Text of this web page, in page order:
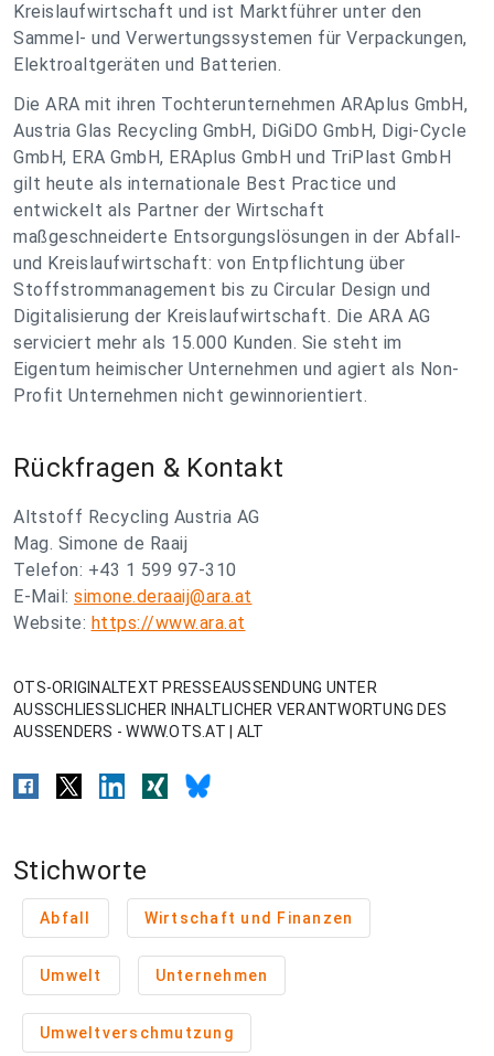
Kreislaufwirtschaft und ist Marktführer unter den
Sammel- und Verwertungssystemen für Verpackungen,
Elektroaltgeräten und Batterien.
Die ARA mit ihren Tochterunternehmen ARAplus GmbH,
Austria Glas Recycling GmbH, DiGiDO GmbH, Digi-Cycle
GmbH, ERA GmbH, ERAplus GmbH und TriPlast GmbH
gilt heute als internationale Best Practice und
entwickelt als Partner der Wirtschaft
maßgeschneiderte Entsorgungslösungen in der Abfall-
und Kreislaufwirtschaft: von Entpflichtung über
Stoffstrommanagement bis zu Circular Design und
Digitalisierung der Kreislaufwirtschaft. Die ARA AG
serviciert mehr als 15.000 Kunden. Sie steht im
Eigentum heimischer Unternehmen und agiert als Non-
Profit Unternehmen nicht gewinnorientiert.
Rückfragen & Kontakt
Altstoff Recycling Austria AG
Mag. Simone de Raaij
Telefon: +43 1 599 97-310
E-Mail: simone.deraaij@ara.at
Website: https://www.ara.at
OTS-ORIGINALTEXT PRESSEAUSSENDUNG UNTER
AUSSCHLIESSLICHER INHALTLICHER VERANTWORTUNG DES
AUSSENDERS - WWW.OTS.AT | ALT
Stichworte
Abfall Wirtschaft und Finanzen
Umwelt Unternehmen
Umweltverschmutzung